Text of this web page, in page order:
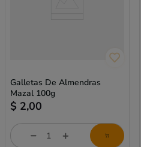
Galletas De Almendras
Mazal 100g
$ 2,00
Cantidad